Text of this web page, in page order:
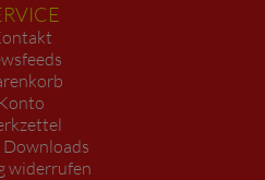
Konto
widerrufen